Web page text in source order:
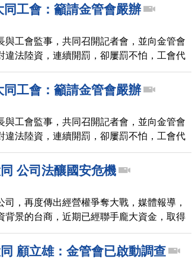
工會：籲請金管會嚴辦
與工會監事，共同召開記者會，並向金管會
違法陸資，連續開罰，卻屢罰不怕，工會代
陸資裁罰太輕，擔心未來可能危及員工就業
維護國家安全。
工會：籲請金管會嚴辦
與工會監事，共同召開記者會，並向金管會
違法陸資，連續開罰，卻屢罰不怕，工會代
陸資裁罰太輕，擔心未來可能危及員工就業
維護國家安全。
公司法釀國安危機
司，再度傳出經營權爭奪大戰，媒體報導，
背景的台商，近期已經聯手龐大資金，取得
以新版公司法，提前發動改選董監事，儘管
不少立委高度重視。
顧立雄：金管會已啟動調查